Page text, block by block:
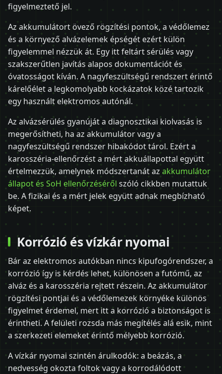
figyelmeztető jel.
Az akkumulátort övező rögzítési pontok, a védőlemez
és a környező alvázelemek épségét ezért külön
figyelemmel nézzük át. Egy itt feltárt sérülés vagy
szakszerűtlen javítás alapos dokumentációt és
óvatosságot kíván. A nagyfeszültségű rendszert érintő
kárelőélet a legkomolyabb kockázatok közé tartozik
egy használt elektromos autónál.
Az alvázsérülés gyanúját a diagnosztikai kiolvasás is
megerősítheti, ha az akkumulátor vagy a
nagyfeszültségű rendszer hibakódot tárol. Ezért a
karosszéria-ellenőrzést a mért akkuállapottal együtt
értelmezzük, amelynek módszertanát az akkumulátor
állapot és SoH ellenőrzéséről szóló cikkben mutattuk
be. A fizikai és a mért jelek együtt adnak megbízható
képet.
Korrózió és vízkár nyomai
Bár az elektromos autókban nincs kipufogórendszer, a
korrózió így is kérdés lehet, különösen a futómű, az
alváz és a karosszéria rejtett részein. Az akkumulátor
rögzítési pontjai és a védőlemezek környéke különös
figyelmet érdemel, mert itt a korrózió a biztonságot is
érintheti. A felületi rozsda más megítélés alá esik, mint
a szerkezeti elemeket érintő mélyebb korrózió.
A vízkár nyomai szintén árulkodók: a beázás, a
nedvesség okozta foltok vagy a korrodálódott